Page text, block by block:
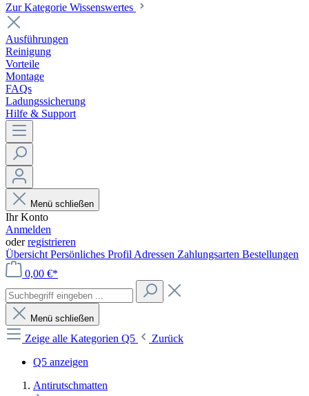
Zur Kategorie Wissenswertes
Ausführungen
Reinigung
Vorteile
Montage
FAQs
Ladungssicherung
Hilfe & Support
Menü schließen
Ihr Konto
Anmelden
oderregistrieren
Übersicht Persönliches Profil Adressen Zahlungsarten Bestellungen
0,00 €*
Menü schließen
Zeige alle Kategorien Q5
Zurück
Q5 anzeigen
Antirutschmatten